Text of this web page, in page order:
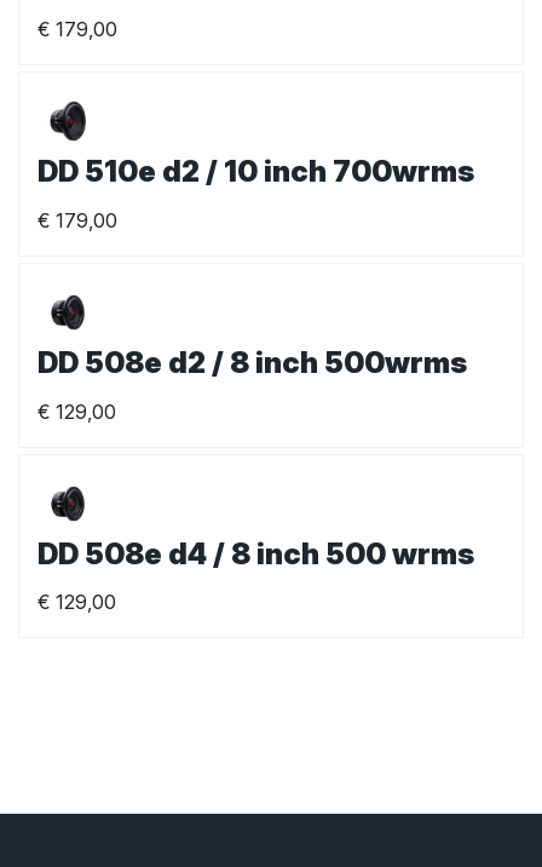
€ 179,00
DD 510e d2 / 10 inch 700wrms
€ 179,00
DD 508e d2 / 8 inch 500wrms
€ 129,00
DD 508e d4 / 8 inch 500 wrms
€ 129,00